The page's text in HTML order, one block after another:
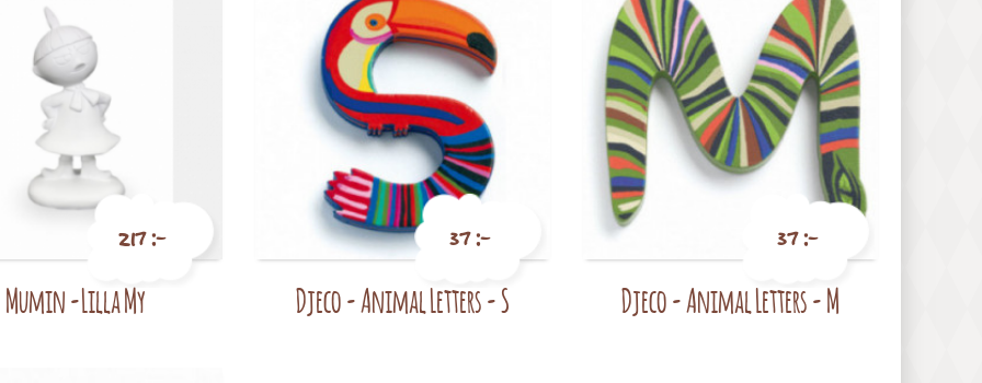
Pris
217 :-
Mumin -Lilla My Pris
37 :-
Djeco - Animal Letters - S Pris
37 :-
Djeco - Animal Letters - M